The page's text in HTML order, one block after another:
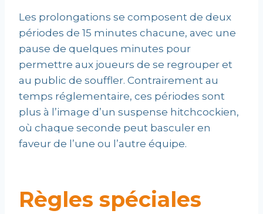
Les prolongations se composent de deux
périodes de 15 minutes chacune, avec une
pause de quelques minutes pour
permettre aux joueurs de se regrouper et
au public de souffler. Contrairement au
temps réglementaire, ces périodes sont
plus à l’image d’un suspense hitchcockien,
où chaque seconde peut basculer en
faveur de l’une ou l’autre équipe.
Règles spéciales